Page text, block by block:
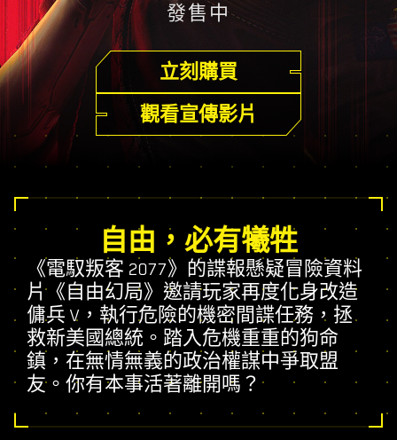
發售中
立刻購買
觀看宣傳影片
自由，必有犧牲
《電馭叛客 2077》的諜報懸疑冒險資料
片《自由幻局》邀請玩家再度化身改造
傭兵 V，執行危險的機密間諜任務，拯
救新美國總統。踏入危機重重的狗命
鎮，在無情無義的政治權謀中爭取盟
友。你有本事活著離開嗎？